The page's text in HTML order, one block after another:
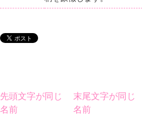
先頭文字が同じ
名前
末尾文字が同じ
名前